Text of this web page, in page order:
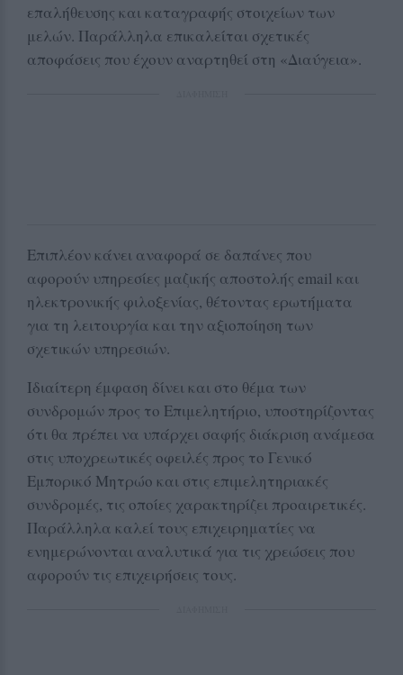
επαλήθευσης και καταγραφής στοιχείων των
μελών. Παράλληλα επικαλείται σχετικές
αποφάσεις που έχουν αναρτηθεί στη «Διαύγεια».
Επιπλέον κάνει αναφορά σε δαπάνες που
αφορούν υπηρεσίες μαζικής αποστολής email και
ηλεκτρονικής φιλοξενίας, θέτοντας ερωτήματα
για τη λειτουργία και την αξιοποίηση των
σχετικών υπηρεσιών.
Ιδιαίτερη έμφαση δίνει και στο θέμα των
συνδρομών προς το Επιμελητήριο, υποστηρίζοντας
ότι θα πρέπει να υπάρχει σαφής διάκριση ανάμεσα
στις υποχρεωτικές οφειλές προς το Γενικό
Εμπορικό Μητρώο και στις επιμελητηριακές
συνδρομές, τις οποίες χαρακτηρίζει προαιρετικές.
Παράλληλα καλεί τους επιχειρηματίες να
ενημερώνονται αναλυτικά για τις χρεώσεις που
αφορούν τις επιχειρήσεις τους.